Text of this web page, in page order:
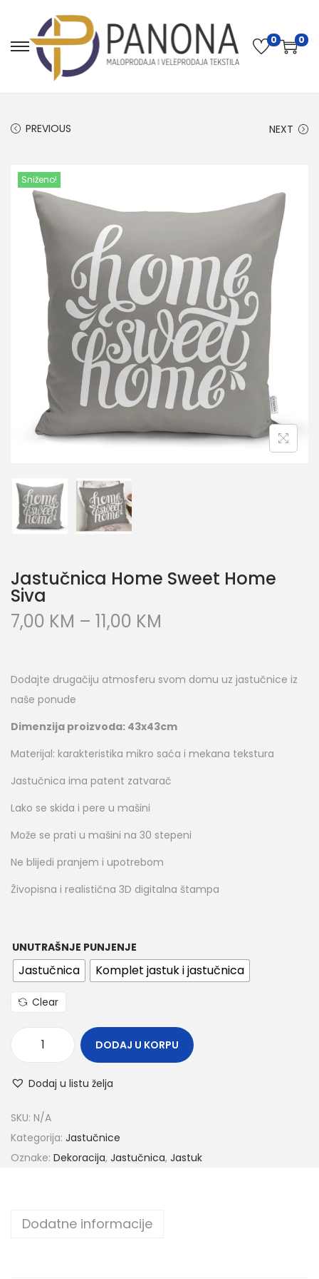
0 0
PREVIOUS NEXT
Sniženo!
Jastučnica Home Sweet Home
Siva
7,00 KM – 11,00 KM
Dodajte drugačiju atmosferu svom domu uz jastučnice iz
naše ponude
Dimenzija proizvoda: 43x43cm
Materijal: karakteristika mikro saća i mekana tekstura
Jastučnica ima patent zatvarač
Lako se skida i pere u mašini
Može se prati u mašini na 30 stepeni
Ne blijedi pranjem i upotrebom
Živopisna i realistična 3D digitalna štampa
UNUTRAŠNJE PUNJENJE
Jastučnica Komplet jastuk i jastučnica
Clear
DODAJ U KORPU
Dodaj u listu želja
SKU: N/A
Kategorija: Jastučnice
Oznake: Dekoracija, Jastučnica, Jastuk
Dodatne informacije